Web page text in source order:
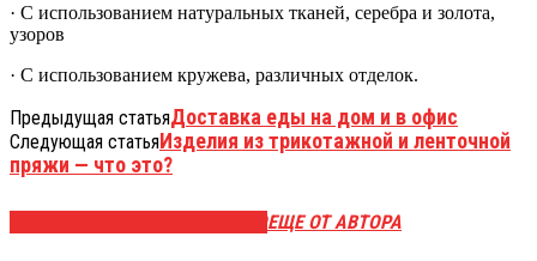
· С использованием натуральных тканей, серебра и золота,
узоров
· С использованием кружева, различных отделок.
Предыдущая статьяДоставка еды на дом и в офис
Следующая статьяИзделия из трикотажной и ленточной
пряжи — что это?
ЕЩЕ ОТ АВТОРА